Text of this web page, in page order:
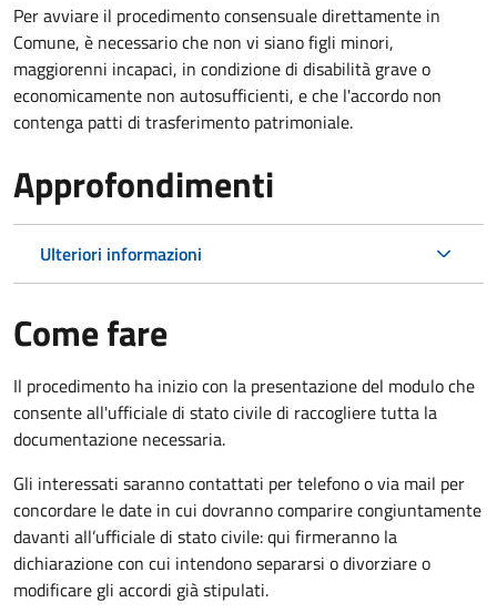
Per avviare il procedimento consensuale direttamente in
Comune, è necessario che non vi siano figli minori,
maggiorenni incapaci, in condizione di disabilità grave o
economicamente non autosufficienti, e che l'accordo non
contenga patti di trasferimento patrimoniale.
Approfondimenti
Ulteriori informazioni
Come fare
Il procedimento ha inizio con la presentazione del modulo che
consente all'ufficiale di stato civile di raccogliere tutta la
documentazione necessaria.
Gli interessati saranno contattati per telefono o via mail per
concordare le date in cui dovranno comparire congiuntamente
davanti all’ufficiale di stato civile: qui firmeranno la
dichiarazione con cui intendono separarsi o divorziare o
modificare gli accordi già stipulati.